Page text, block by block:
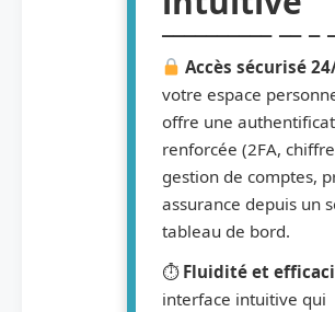
Accès sécurisé
votre espace
offre une
renforcée (2FA,
gestion de comptes,
assurance depuis un
tableau de bord.
⏱ Fluidité et
interface intuitive qui